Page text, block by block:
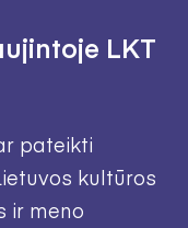
LKT
pateikti
kultūros
ir meno